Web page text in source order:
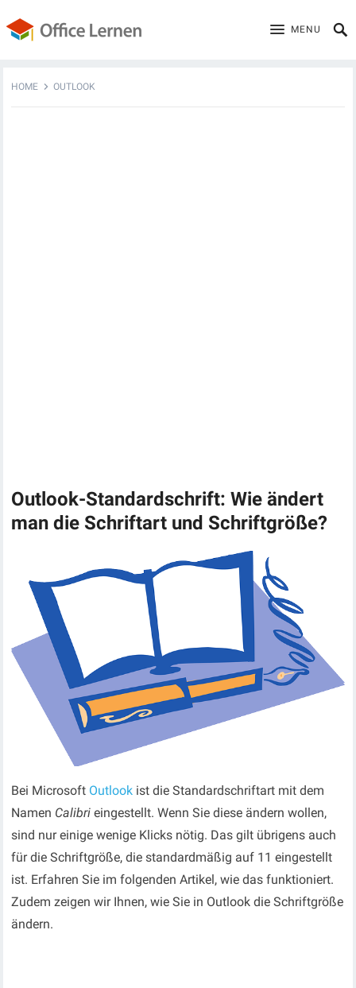
MENU
HOME OUTLOOK
Outlook-Standardschrift: Wie ändert
man die Schriftart und Schriftgröße?
Bei Microsoft Outlook ist die Standardschriftart mit dem
Namen Calibri eingestellt. Wenn Sie diese ändern wollen,
sind nur einige wenige Klicks nötig. Das gilt übrigens auch
für die Schriftgröße, die standardmäßig auf 11 eingestellt
ist. Erfahren Sie im folgenden Artikel, wie das funktioniert.
Zudem zeigen wir Ihnen, wie Sie in Outlook die Schriftgröße
ändern.